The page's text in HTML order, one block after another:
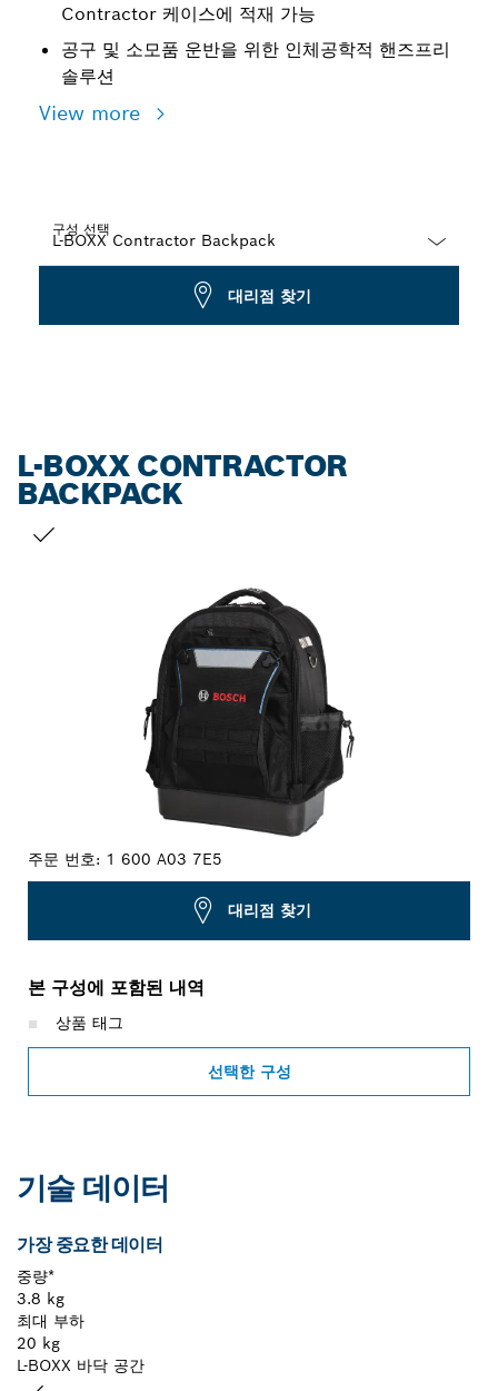
Contractor 케이스에 적재 가능
공구 및 소모품 운반을 위한 인체공학적 핸즈프리
솔루션
View more
구성 선택
대리점 찾기
L-BOXX CONTRACTOR
BACKPACK
주문 번호: 1 600 A03 7E5
대리점 찾기
본 구성에 포함된 내역
상품 태그
선택한 구성
기술 데이터
가장 중요한 데이터
중량*
3.8 kg
최대 부하
20 kg
L-BOXX 바닥 공간